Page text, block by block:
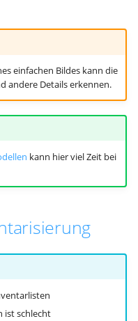
einfachen Bildes kann die
andere Details erkennen.
kann hier viel Zeit bei
ist schlecht